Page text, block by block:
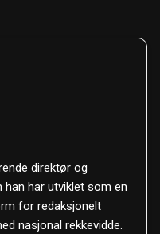
direktør og
har utviklet som en
for redaksjonelt
nasjonal rekkevidde.